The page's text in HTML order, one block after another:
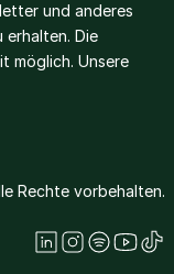
und anderes
Die
möglich. Unsere
Rechte vorbehalten.